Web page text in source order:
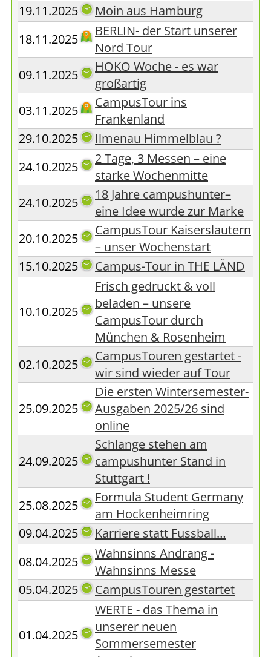
19.11.2025
Moin aus Hamburg
18.11.2025
BERLIN- der Start unserer
Nord Tour
09.11.2025
HOKO Woche - es war
großartig
03.11.2025
CampusTour ins
Frankenland
29.10.2025
Ilmenau Himmelblau ?
24.10.2025
2 Tage, 3 Messen – eine
starke Wochenmitte
24.10.2025
18 Jahre campushunter–
eine Idee wurde zur Marke
20.10.2025
CampusTour Kaiserslautern
– unser Wochenstart
15.10.2025
Campus-Tour in THE LÄND
10.10.2025
Frisch gedruckt & voll
beladen – unsere
CampusTour durch
München & Rosenheim
02.10.2025
CampusTouren gestartet -
wir sind wieder auf Tour
25.09.2025
Die ersten Wintersemester-
Ausgaben 2025/26 sind
online
24.09.2025
Schlange stehen am
campushunter Stand in
Stuttgart !
25.08.2025
Formula Student Germany
am Hockenheimring
09.04.2025
Karriere statt Fussball…
08.04.2025
Wahnsinns Andrang -
Wahnsinns Messe
05.04.2025
CampusTouren gestartet
01.04.2025
WERTE - das Thema in
unserer neuen
Sommersemester